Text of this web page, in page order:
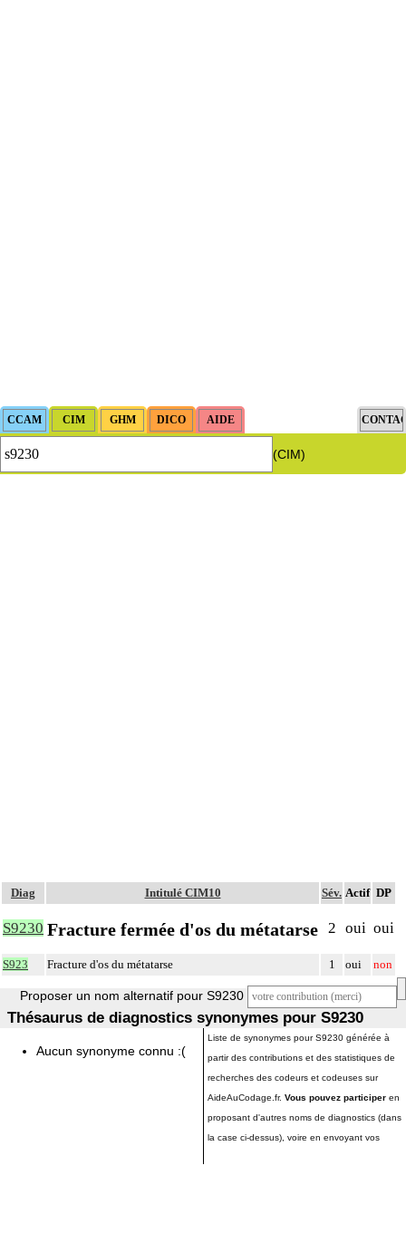
(CIM)
Diag Intitulé CIM10 Sév. Actif DP
S9230 Fracture fermée d'os du métatarse 2 oui oui
S923 Fracture d'os du métatarse 1 oui non
Proposer un nom alternatif pour S9230
Thésaurus de diagnostics synonymes pour S9230
Aucun synonyme connu :(
Liste de synonymes pour S9230 générée à
partir des contributions et des statistiques de
recherches des codeurs et codeuses sur
AideAuCodage.fr. Vous pouvez participer en
proposant d'autres noms de diagnostics (dans
la case ci-dessus), voire en envoyant vos